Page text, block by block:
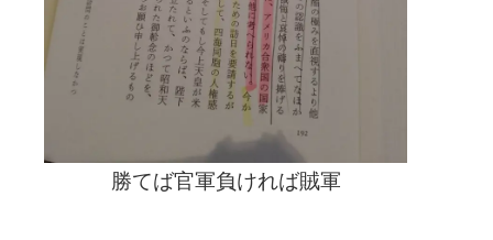
勝てば官軍負ければ賊軍